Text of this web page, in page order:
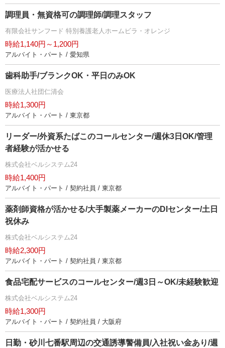
調理員・無資格可の調理師/調理スタッフ
有限会社サンフード 特別養護老人ホームビラ・オレンジ
時給1,140円～1,200円
アルバイト・パート / 愛知県
歯科助手/ブランクOK・平日のみOK
医療法人社団仁清会
時給1,300円
アルバイト・パート / 東京都
リーダー/外資系たばこのコールセンター/週休3日OK/管理
者経験が活かせる
株式会社ベルシステム24
時給1,400円
アルバイト・パート / 契約社員 / 東京都
薬剤師資格が活かせる/大手製薬メーカーのDIセンター/土日
祝休み
株式会社ベルシステム24
時給2,300円
アルバイト・パート / 契約社員 / 東京都
食品宅配サービスのコールセンター/週3日～OK/未経験歓迎
株式会社ベルシステム24
時給1,300円
アルバイト・パート / 契約社員 / 大阪府
日勤・砂川七番駅周辺の交通誘導警備員/入社祝い金あり/週